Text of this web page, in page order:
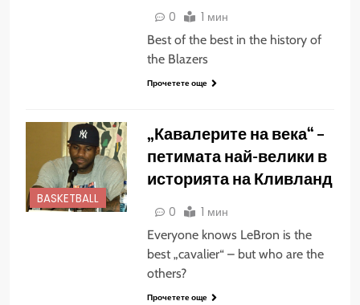
0 1 мин
Best of the best in the history of
the Blazers
Прочетете още
BASKETBALL
„Кавалерите на века“ –
петимата най-велики в
историята на Кливланд
0 1 мин
Everyone knows LeBron is the
best „cavalier“ – but who are the
others?
Прочетете още